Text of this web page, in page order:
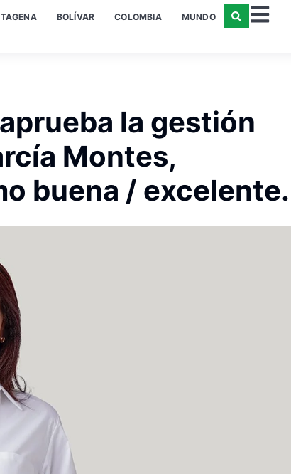
BOLÍVAR COLOMBIA MUNDO
la gestión
Montes,
buena / excelente.